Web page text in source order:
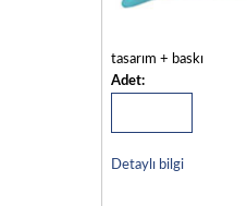
tasarım + baskı
Adet:
Detaylı bilgi